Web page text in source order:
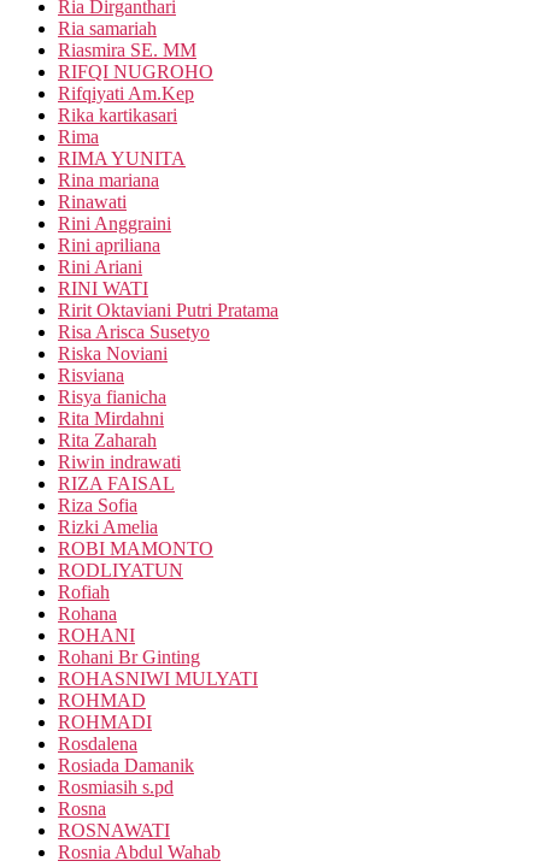
Ria Dirganthari
Ria samariah
Riasmira SE. MM
RIFQI NUGROHO
Rifqiyati Am.Kep
Rika kartikasari
Rima
RIMA YUNITA
Rina mariana
Rinawati
Rini Anggraini
Rini apriliana
Rini Ariani
RINI WATI
Ririt Oktaviani Putri Pratama
Risa Arisca Susetyo
Riska Noviani
Risviana
Risya fianicha
Rita Mirdahni
Rita Zaharah
Riwin indrawati
RIZA FAISAL
Riza Sofia
Rizki Amelia
ROBI MAMONTO
RODLIYATUN
Rofiah
Rohana
ROHANI
Rohani Br Ginting
ROHASNIWI MULYATI
ROHMAD
ROHMADI
Rosdalena
Rosiada Damanik
Rosmiasih s.pd
Rosna
ROSNAWATI
Rosnia Abdul Wahab